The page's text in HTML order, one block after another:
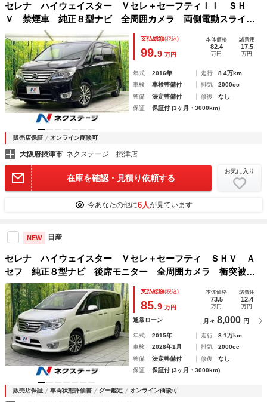
セレナ ハイウェイスター Ｖセレ＋セーフティＩＩ ＳＨ
Ｖ 禁煙車 純正８型ナビ 全周囲カメラ 両側電動スライド
ドア エマージェンシーブレーキ 電動格納ミラー クルコ
ン スマートキー オートエアコン ＨＩＤヘッド 純正１６
インチアルミ ＥＴＣ ドラレコ
支払総額(税込)
99.9 万円
本体価格
82.4
万円
諸費用
17.5
万円
年式 2016年 走行
8.4万km
車検
車検整備付 排気
2000cc
整備
法定整備付 修復
なし
保証
保証付 (3ヶ月・3000km)
販売店保証 オンライン商談可
大阪府摂津市 ネクステージ 摂津店
在庫を確認・見積り依頼する
お気に入り
今あなたの他に6人が見ています
NEW 日産
セレナ ハイウェイスター Ｖセレ＋セーフティ ＳＨＶ Ａ
セフ 純正８型ナビ 後席モニター 全周囲カメラ 衝突被害
軽減システム 両側電動ドア 禁煙車 ドラレコ コーナーセ
ンサー スマートキー ＬＥＤヘッド ビルトインＥＴＣ ク
ルコン 純正１６インチアルミ
支払総額(税込)
85.9 万円
本体価格
73.5
万円
諸費用
12.4
万円
通常ローン 月々 8,000 円
年式 2015年 走行
8.1万km
車検
2028年1月 排気
2000cc
整備
法定整備付 修復
なし
保証
保証付 (3ヶ月・3000km)
販売店保証 車両状態評価書 グー鑑定 オンライン商談可